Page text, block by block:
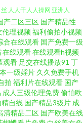
湿 午夜啪啪7474 91免费
人人干人人操网 亚洲人
色中色精导航 91伊人橘
影院 91高清免费视频 豆
产二区三区 国产精品性
伦理视频福利偷拍小视频
合在线观看 国产免费一级
在线观看在线观看h视频
观看 足交在线播放91 丁
一级婬片 久久免费手机
拍 福利片在线观看 国产
成人三级伦理免费偷怕欧
精自线 国产精品3级片 成
清精品二区 国产欧美在线